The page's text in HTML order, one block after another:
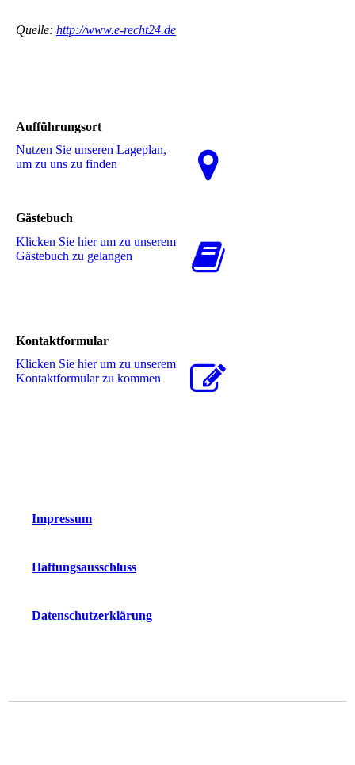
Quelle: http://www.e-recht24.de
Aufführungsort
Nutzen Sie unseren La­ge­plan,
um zu uns zu finden
Gästebuch
Klicken Sie hier um zu unserem
Gästebuch zu gelangen
Kontaktformular
Klicken Sie hier um zu unserem
Kon­takt­for­mu­lar zu kommen
Impressum
Haftungsausschluss
Datenschutzerklärung